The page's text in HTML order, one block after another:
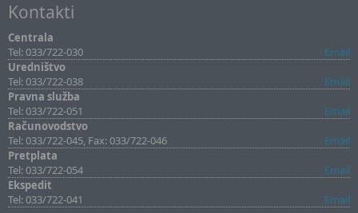
Kontakti
Centrala
Tel: 033/722-030
Email
Uredništvo
Tel: 033/722-038
Email
Pravna služba
Tel: 033/722-051
Email
Računovodstvo
Tel: 033/722-045, Fax: 033/722-046
Email
Pretplata
Tel: 033/722-054
Email
Ekspedit
Tel: 033/722-041
Email